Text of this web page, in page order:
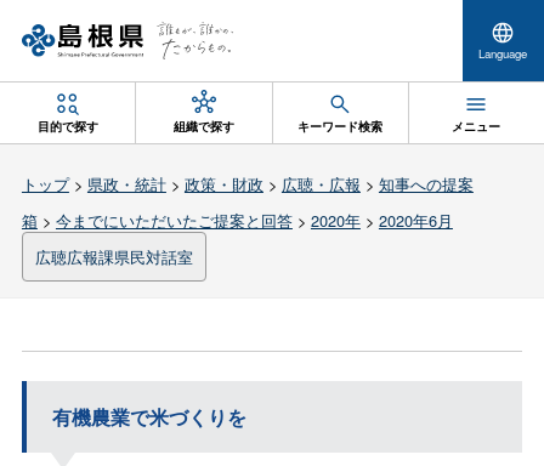
Language
目的で探す 組織で探す キーワード検索 メニュー
トップ> 県政・統計> 政策・財政 > 広聴・広報 > 知事への提案
箱> 今までにいただいたご提案と回答> 2020年> 2020年6月
広聴広報課県民対話室
有機農業で米づくりを